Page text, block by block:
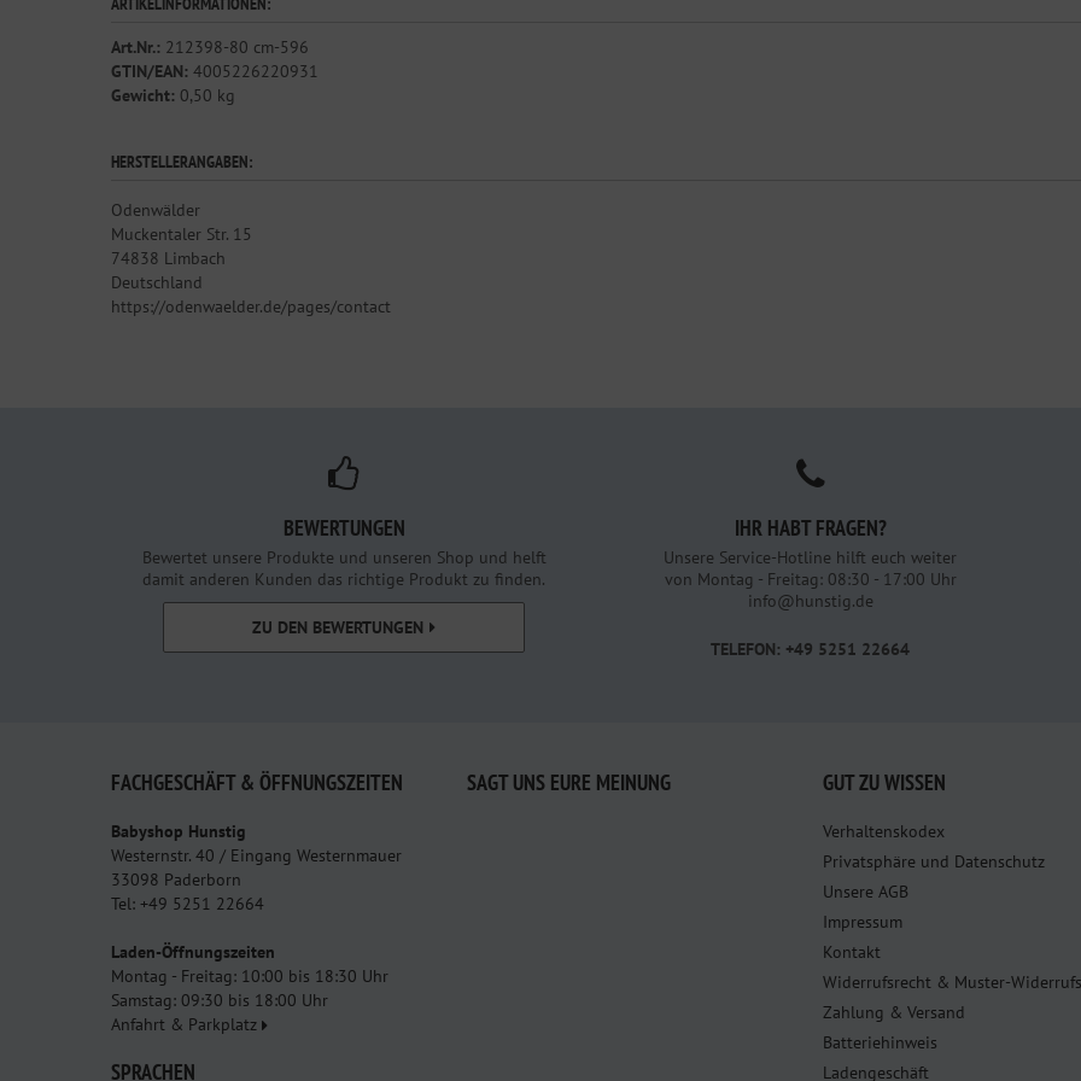
Art.Nr.: 212398-80 cm-596
GTIN/EAN: 4005226220931
Gewicht: 0,50 kg
HERSTELLERANGABEN:
Odenwälder
Muckentaler Str. 15
74838 Limbach
Deutschland
https://odenwaelder.de/pages/contact
BEWERTUNGEN
Bewertet unsere Produkte und unseren Shop und helft
damit anderen Kunden das richtige Produkt zu finden.
ZU DEN BEWERTUNGEN
IHR HABT FRAGEN?
Unsere Service-Hotline hilft euch weiter
von Montag - Freitag: 08:30 - 17:00 Uhr
info@hunstig.de
TELEFON: +49 5251 22664
FACHGESCHÄFT & ÖFFNUNGSZEITEN
Babyshop Hunstig
Westernstr. 40 / Eingang Westernmauer
33098 Paderborn
Tel: +49 5251 22664
Laden-Öffnungszeiten
Montag - Freitag: 10:00 bis 18:30 Uhr
Samstag: 09:30 bis 18:00 Uhr
Anfahrt & Parkplatz
SPRACHEN
SAGT UNS EURE MEINUNG GUT ZU WISSEN
Verhaltenskodex
Privatsphäre und Datenschutz
Unsere AGB
Impressum
Kontakt
Widerrufsrecht & Muster-
Zahlung & Versand
Batteriehinweis
Ladengeschäft